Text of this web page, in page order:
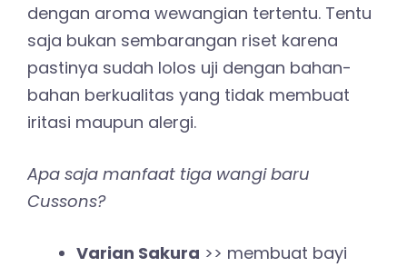
dengan aroma wewangian tertentu. Tentu
saja bukan sembarangan riset karena
pastinya sudah lolos uji dengan bahan-
bahan berkualitas yang tidak membuat
iritasi maupun alergi.
Apa saja manfaat tiga wangi baru
Cussons?
Varian Sakura >> membuat bayi